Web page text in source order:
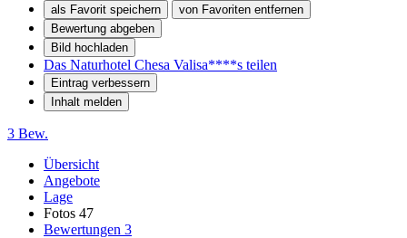
als Favorit speichern
von Favoriten entfernen
Bewertung abgeben
Bild hochladen
Das Naturhotel Chesa Valisa****s teilen
Eintrag verbessern
Inhalt melden
3 Bew.
Übersicht
Angebote
Lage
Fotos 47
Bewertungen 3